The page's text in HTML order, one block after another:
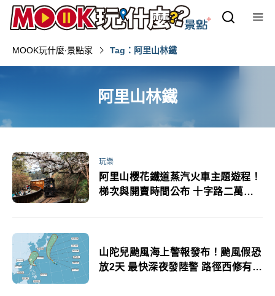
MOOK玩什麼‧景點家 Tag：阿里山林鐵
阿里山林鐵
玩樂
阿里山櫻花鐵道蒸汽火車主題遊程！
梯次與開賣時間公布 十字路二萬平
山陀兒颱風海上警報發布！颱風假恐
放2天 最快深夜發陸警 路徑西修有機